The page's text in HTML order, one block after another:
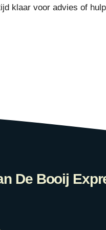
klaar voor advies of
De Booij